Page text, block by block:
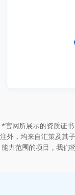
*官网所展示的资质证
注外，均来自汇策及其
能力范围的项目，我们